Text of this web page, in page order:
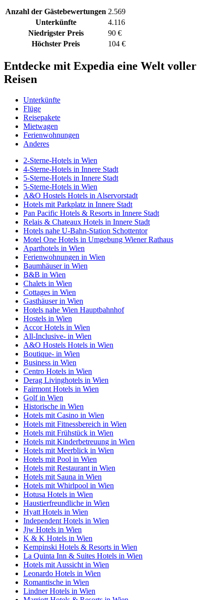
Anzahl der Gästebewertungen 2.569
Unterkünfte
4.116
Niedrigster Preis
90 €
Höchster Preis
104 €
Entdecke mit Expedia eine Welt voller
Reisen
Unterkünfte
Flüge
Reisepakete
Mietwagen
Ferienwohnungen
Anderes
2-Sterne-Hotels in Wien
4-Sterne-Hotels in Innere Stadt
5-Sterne-Hotels in Innere Stadt
5-Sterne-Hotels in Wien
A&O Hostels Hotels in Alservorstadt
Hotels mit Parkplatz in Innere Stadt
Pan Pacific Hotels & Resorts in Innere Stadt
Relais & Chateaux Hotels in Innere Stadt
Hotels nahe U-Bahn-Station Schottentor
Motel One Hotels in Umgebung Wiener Rathaus
Aparthotels in Wien
Ferienwohnungen in Wien
Baumhäuser in Wien
B&B in Wien
Chalets in Wien
Cottages in Wien
Gasthäuser in Wien
Hotels nahe Wien Hauptbahnhof
Hostels in Wien
Accor Hotels in Wien
All-Inclusive- in Wien
A&O Hostels Hotels in Wien
Boutique- in Wien
Business in Wien
Centro Hotels in Wien
Derag Livinghotels in Wien
Fairmont Hotels in Wien
Golf in Wien
Historische in Wien
Hotels mit Casino in Wien
Hotels mit Fitnessbereich in Wien
Hotels mit Frühstück in Wien
Hotels mit Kinderbetreuung in Wien
Hotels mit Meerblick in Wien
Hotels mit Pool in Wien
Hotels mit Restaurant in Wien
Hotels mit Sauna in Wien
Hotels mit Whirlpool in Wien
Hotusa Hotels in Wien
Haustierfreundliche in Wien
Hyatt Hotels in Wien
Independent Hotels in Wien
Jjw Hotels in Wien
K & K Hotels in Wien
Kempinski Hotels & Resorts in Wien
La Quinta Inn & Suites Hotels in Wien
Hotels mit Aussicht in Wien
Leonardo Hotels in Wien
Romantische in Wien
Lindner Hotels in Wien